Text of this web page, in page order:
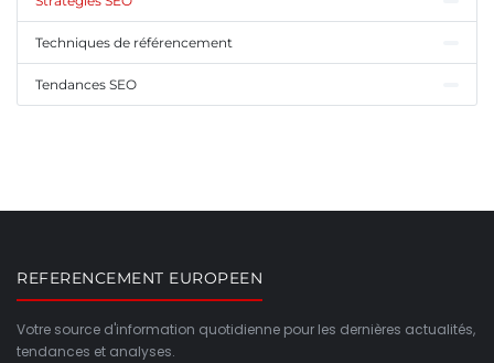
Techniques de référencement
Tendances SEO
REFERENCEMENT EUROPEEN
Votre source d'information quotidienne pour les dernières actualités,
tendances et analyses.